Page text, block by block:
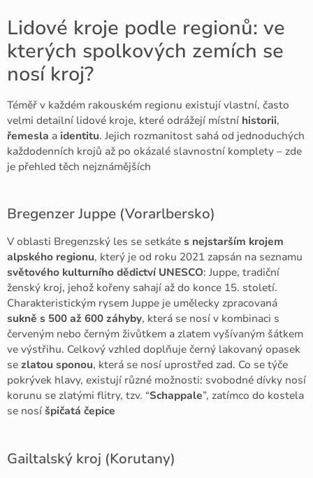
Lidové kroje podle regionů: ve
kterých spolkových zemích se
nosí kroj?
Téměř v každém rakouském regionu existují vlastní, často
velmi detailní lidové kroje, které odrážejí místní historii,
řemesla a identitu. Jejich rozmanitost sahá od jednoduchých
každodenních krojů až po okázalé slavnostní komplety – zde
je přehled těch nejznámějších
Bregenzer Juppe (Vorarlbersko)
V oblasti Bregenzský les se setkáte s nejstarším krojem
alpského regionu, který je od roku 2021 zapsán na seznamu
světového kulturního dědictví UNESCO: Juppe, tradiční
ženský kroj, jehož kořeny sahají až do konce 15. století.
Charakteristickým rysem Juppe je umělecky zpracovaná
sukně s 500 až 600 záhyby, která se nosí v kombinaci s
červeným nebo černým živůtkem a zlatem vyšívaným šátkem
ve výstřihu. Celkový vzhled doplňuje černý lakovaný opasek
se zlatou sponou, která se nosí uprostřed zad. Co se týče
pokrývek hlavy, existují různé možnosti: svobodné dívky nosí
korunu se zlatými flitry, tzv. “Schappale”, zatímco do kostela
se nosí špičatá čepice
Gailtalský kroj (Korutany)